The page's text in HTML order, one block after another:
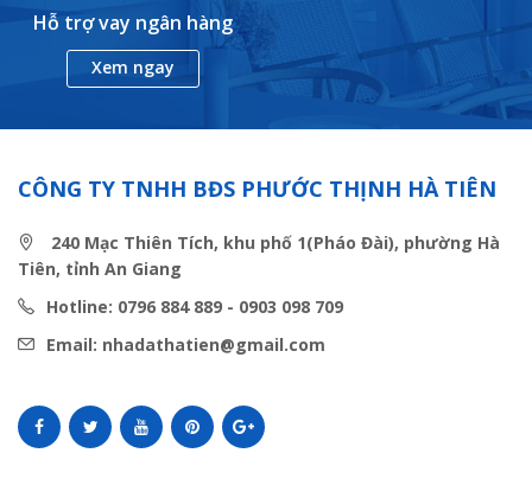
Hỗ trợ vay ngân hàng
Xem ngay
CÔNG TY TNHH BĐS PHƯỚC THỊNH HÀ TIÊN
240 Mạc Thiên Tích, khu phố 1(Pháo Đài), phường Hà
Tiên, tỉnh An Giang
Hotline: 0796 884 889 - 0903 098 709
Email: nhadathatien@gmail.com